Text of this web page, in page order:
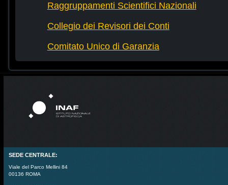
Raggruppamenti Scientifici Nazionali
Collegio dei Revisori dei Conti
Comitato Unico di Garanzia
SEDE CENTRALE:
Viale del Parco Mellini 84
00136 ROMA